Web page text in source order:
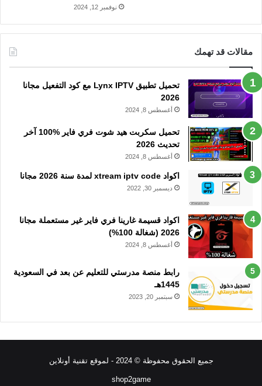
نوفمبر 12, 2024
مقالات قد تهمك
تحميل تطبيق Lynx IPTV مع كود التفعيل مجانا
2026
أغسطس 8, 2024
تحميل سكربت هيد شوت فري فاير %100 آخر
تحديث 2026
أغسطس 8, 2024
اكواد xtream iptv code لمدة سنة 2026 مجانا
ديسمبر 30, 2022
اكواد قسيمة غارينا فري فاير غير مستعملة مجانا
2026 (شغالة 100%)
أغسطس 8, 2024
رابط منصة مدرستي للتعليم عن بعد في السعودية
1445هـ
سبتمبر 20, 2023
جميع الحقوق محفوظة © 2024 - لموقع تقنية أونلاين
shop2game